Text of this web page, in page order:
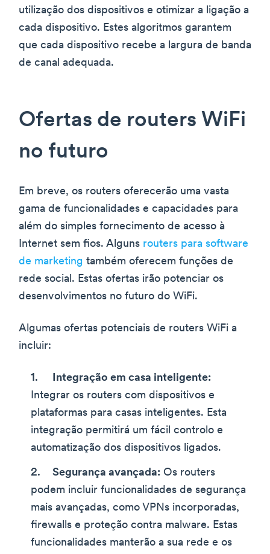
utilização dos dispositivos e otimizar a ligação a
cada dispositivo. Estes algoritmos garantem
que cada dispositivo recebe a largura de banda
de canal adequada.
Ofertas de routers WiFi
no futuro
Em breve, os routers oferecerão uma vasta
gama de funcionalidades e capacidades para
além do simples fornecimento de acesso à
Internet sem fios. Alguns routers para software
de marketing também oferecem funções de
rede social. Estas ofertas irão potenciar os
desenvolvimentos no futuro do WiFi.
Algumas ofertas potenciais de routers WiFi a
incluir:
Integração em casa inteligente:
Integrar os routers com dispositivos e
plataformas para casas inteligentes. Esta
integração permitirá um fácil controlo e
automatização dos dispositivos ligados.
Segurança avançada: Os routers
podem incluir funcionalidades de segurança
mais avançadas, como VPNs incorporadas,
firewalls e proteção contra malware. Estas
funcionalidades manterão a sua rede e os